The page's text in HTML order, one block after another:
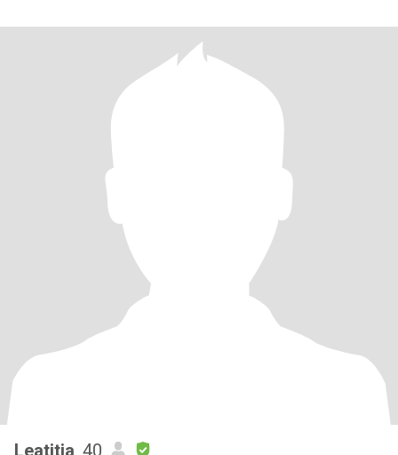
Leatitia, 40